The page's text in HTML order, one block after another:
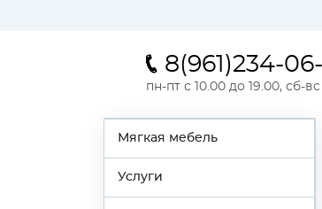
8(961)234-
пн-пт с 10.00 до 19.00, сб-
Мягкая мебель
Услуги